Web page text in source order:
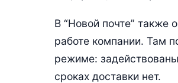
В “Новой почте” также
работе компании. Там
режиме:
сроках доставки нет.